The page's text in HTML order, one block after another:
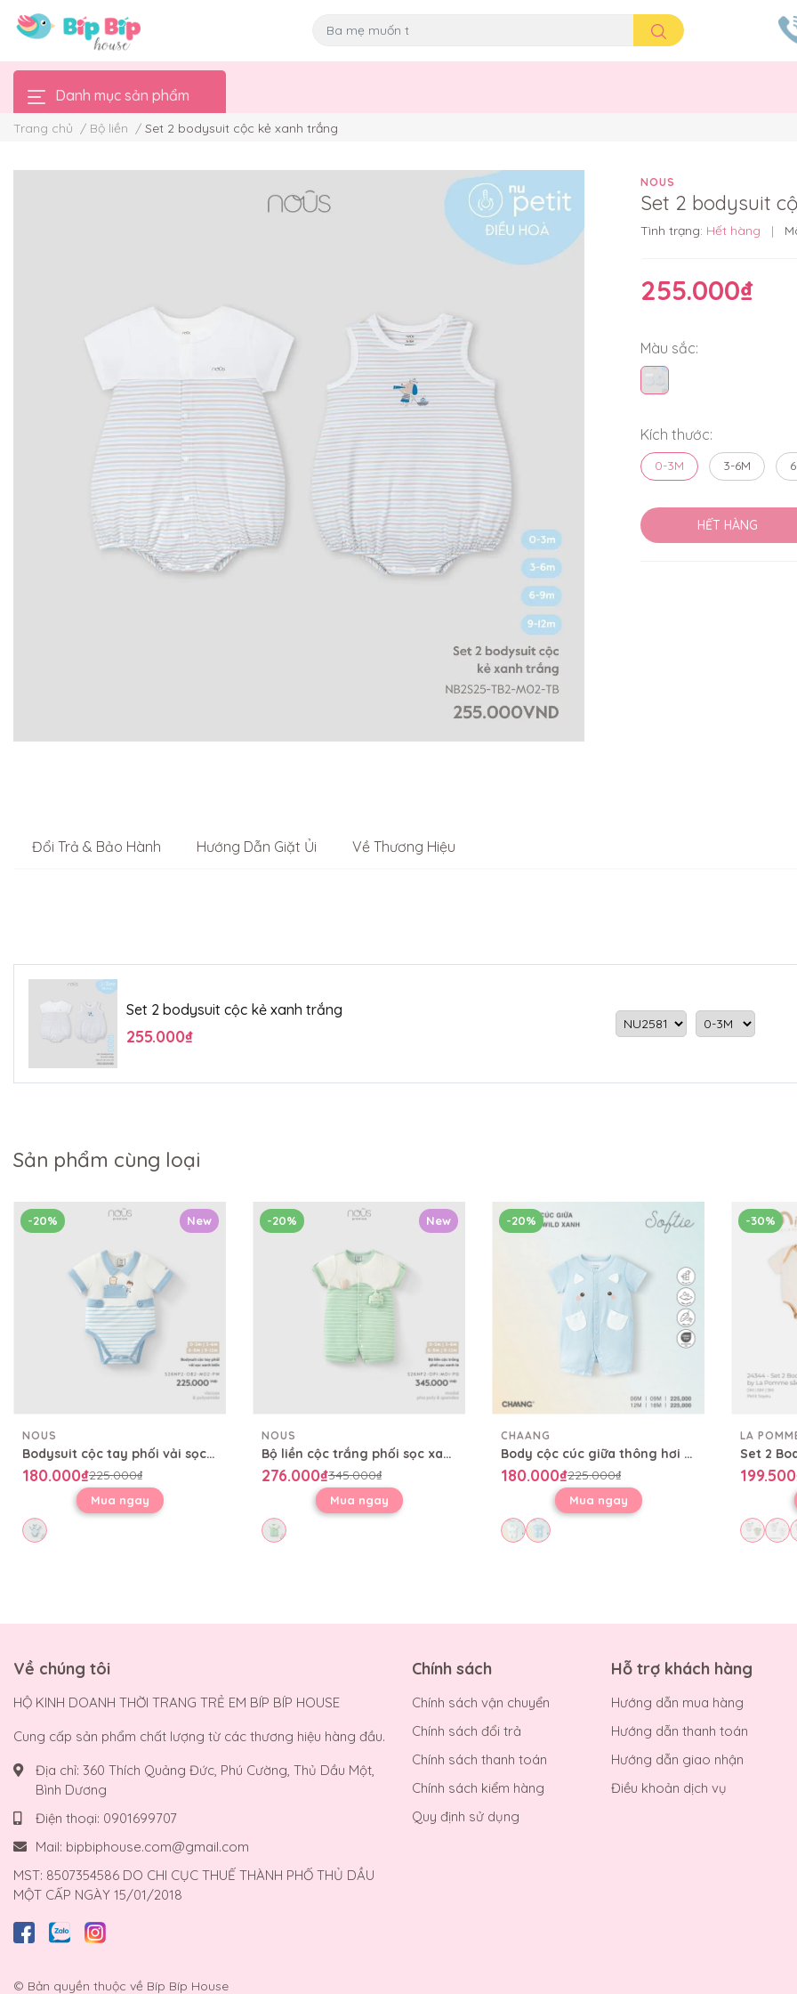
Danh mục sản phẩm
Trang chủ / Bộ liền / Set 2 bodysuit cộc kẻ xanh trắng
NOUS
Set 2 bodysuit
Tình trạng: Hết hàng |
255.000₫
Màu sắc:
Kích thước:
0-3M 3-6M
HẾT HÀNG
Đổi Trả & Bảo Hành Hướng Dẫn Giặt Ủi Về Thương Hiệu
Set 2 bodysuit cộc kẻ xanh trắng
255.000₫
Sản phẩm cùng loại
New
-20%
NOUS
Bodysuit cộc tay phối vải sọc xanh biển
180.000₫225.000₫
Mua ngay
New
-20%
NOUS
Bộ liền cộc trắng phối sọc xanh lá
276.000₫345.000₫
Mua ngay
-20%
CHAANG
Body cộc cúc giữa thông hơi Wild
180.000₫225.000₫
Mua ngay
-30%
LA
Về chúng tôi
HỘ KINH DOANH THỜI TRANG TRẺ EM BÍP BÍP HOUSE
Cung cấp sản phẩm chất lượng từ các thương hiệu hàng đầu.
Địa chỉ: 360 Thích Quảng Đức, Phú Cường, Thủ Dầu Một,
Bình Dương
Điện thoại: 0901699707
Mail: bipbiphouse.com@gmail.com
MST: 8507354586 DO CHI CỤC THUẾ THÀNH PHỐ THỦ DẦU
MỘT CẤP NGÀY 15/01/2018
Chính sách
Chính sách vận chuyển
Chính sách đổi trả
Chính sách thanh toán
Chính sách kiểm hàng
Quy định sử dụng
Hỗ trợ khách hàng
Hướng dẫn mua hàng
Hướng dẫn thanh toán
Hướng dẫn giao nhận
Điều khoản dịch vụ
© Bản quyền thuộc về Bíp Bíp House